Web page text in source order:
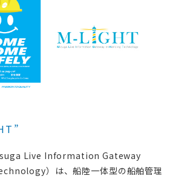
Live Information Gateway
）は、船陸一体型の船舶管理